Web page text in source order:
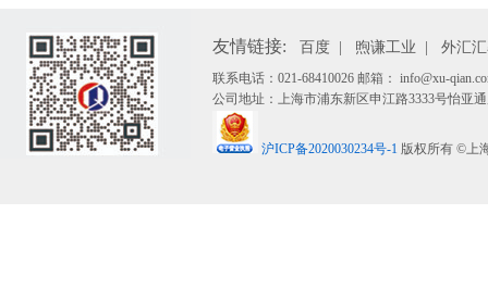
友情链接: 百度 煦谦工业 外汇
联系电话：021-68410026 邮箱： info@xu-
公司地址：上海市浦东新区申江路3333号怡亚
沪ICP备2020030234号-1 版权所有 ©上